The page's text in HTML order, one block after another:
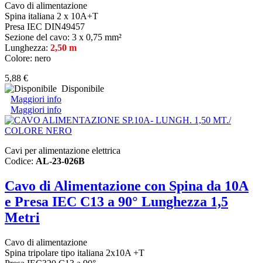
Cavo di alimentazione
Spina italiana 2 x 10A+T
Presa IEC DIN49457
Sezione del cavo: 3 x 0,75 mm²
Lunghezza: 2,50 m
Colore: nero
5,88 €
Disponibile
Maggiori info
Maggiori info
Cavi per alimentazione elettrica
Codice: AL-23-026B
Cavo di Alimentazione con Spina da 10A
e Presa IEC C13 a 90° Lunghezza 1,5
Metri
Cavo di alimentazione
Spina tripolare tipo italiana 2x10A +T